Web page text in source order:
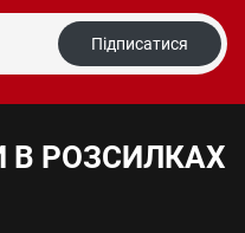
Підписатися
В РОЗСИЛКАХ